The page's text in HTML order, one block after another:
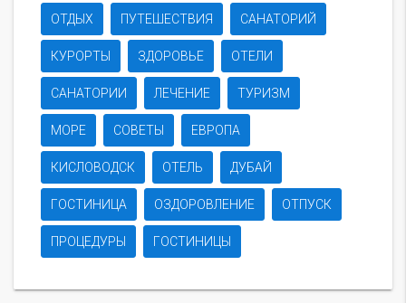
ОТДЫХ ПУТЕШЕСТВИЯ САНАТОРИЙ
КУРОРТЫ ЗДОРОВЬЕ ОТЕЛИ
САНАТОРИИ ЛЕЧЕНИЕ ТУРИЗМ
МОРЕ СОВЕТЫ ЕВРОПА
КИСЛОВОДСК ОТЕЛЬ ДУБАЙ
ГОСТИНИЦА ОЗДОРОВЛЕНИЕ ОТПУСК
ПРОЦЕДУРЫ ГОСТИНИЦЫ